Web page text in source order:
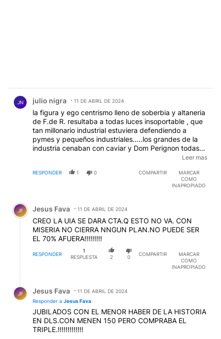
JN julio nigra 11 DE ABRIL DE 2024
la figura y ego centrismo lleno de soberbia y altaneria
de F.de R. resultaba a todas luces insoportable , que
tan millonario industrial estuviera defendiendo a
pymes y pequeños industriales.....los grandes de la
industria cenaban con caviar y Dom Perignon todas
urbano......
Leer mas
RESPONDER 1 0 COMPARTIR
MARCAR
COMO
INAPROPIADO
Comentario de Jesus Fava.
JF Jesus Fava 11 DE ABRIL DE 2024
CREO LA UIA SE DARA CTA.Q ESTO NO VA. CON
MISERIA NO CIERRA NNGUN PLAN.NO PUEDE SER
EL 70% AFUERA!!!!!!!!!
RESPONDER
1
RESPUESTA
2 0
COMPARTIR
MARCAR
COMO
INAPROPIADO
JF Jesus Fava
11 DE ABRIL DE 2024
Responder a Jesus Fava
JUBILADOS CON EL MENOR HABER DE LA HISTORIA
EN DLS.CON MENEN 150 PERO COMPRABA EL
TRIPLE.!!!!!!!!!!!!!